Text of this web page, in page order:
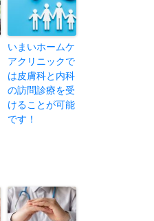
いまいホームケ
アクリニックで
は皮膚科と内科
の訪問診療を受
けることが可能
です！